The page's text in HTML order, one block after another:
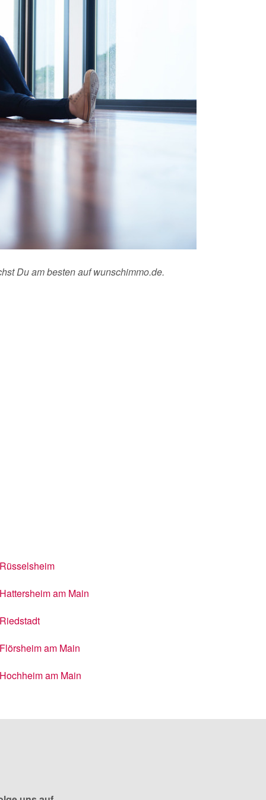
Du am besten auf wunschimmo.de.
Rüsselsheim
Hattersheim am Main
Riedstadt
Flörsheim am Main
Hochheim am Main